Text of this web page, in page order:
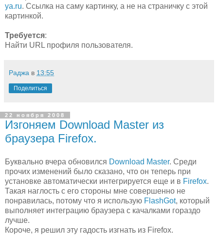
ya.ru. Ссылка на саму картинку, а не на страничку с этой
картинкой.
Требуется:
Найти URL профиля пользователя.
Раджа в 13:55
Поделиться
22 ноября 2008
Изгоняем Download Master из
браузера Firefox.
Буквально вчера обновился Download Master. Среди
прочих изменений было сказано, что он теперь при
установке автоматически интегрируется еще и в Firefox.
Такая наглость с его стороны мне совершенно не
понравилась, потому что я использую FlashGot, который
выполняет интеграцию браузера с качалками гораздо
лучше.
Короче, я решил эту гадость изгнать из Firefox.